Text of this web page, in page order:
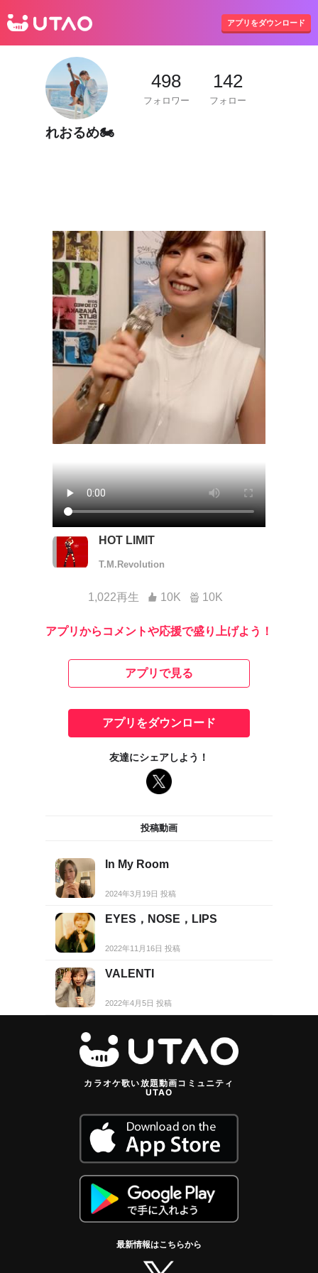
アプリをダウンロード
498
フォロワー
142
フォロー
れおるめ🏍️
HOT LIMIT
T.M.Revolution
1,022再生 10K 10K
アプリからコメントや応援で盛り上げよう！
アプリで見る
アプリをダウンロード
友達にシェアしよう！
投稿動画
In My Room
2024年3月19日 投稿
EYES，NOSE，LIPS
2022年11月16日 投稿
VALENTI
2022年4月5日 投稿
カラオケ歌い放題動画コミュニティ
UTAO
最新情報はこちらから